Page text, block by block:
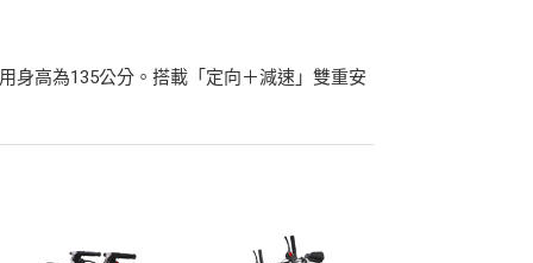
身高為135公分。搭載「定向＋減速」雙重安